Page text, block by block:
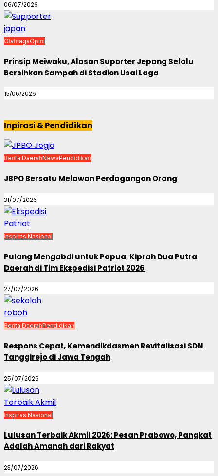
06/07/2026
OlahragaOpini
Prinsip Meiwaku, Alasan Suporter Jepang Selalu
Bersihkan Sampah di Stadion Usai Laga
15/06/2026
Inpirasi & Pendidikan
Berita DaerahNewsPendidikan
JBPO Bersatu Melawan Perdagangan Orang
31/07/2026
InspirasiNasional
Pulang Mengabdi untuk Papua, Kiprah Dua Putra
Daerah di Tim Ekspedisi Patriot 2026
27/07/2026
Berita DaerahPendidikan
Respons Cepat, Kemendikdasmen Revitalisasi SDN
Tanggirejo di Jawa Tengah
25/07/2026
InspirasiNasional
Lulusan Terbaik Akmil 2026: Pesan Prabowo, Pangkat
Adalah Amanah dari Rakyat
23/07/2026